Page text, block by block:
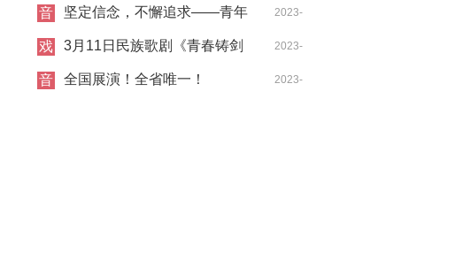
会正式开幕 08-29
音
坚定信念，不懈追求——青年
歌唱家纪小燕的音乐人生
2023-
05-07
戏
3月11日民族歌剧《青春铸剑
221》首场见面会圆满落幕
2023-
03-13
音
全国展演！全省唯一！ 2023-